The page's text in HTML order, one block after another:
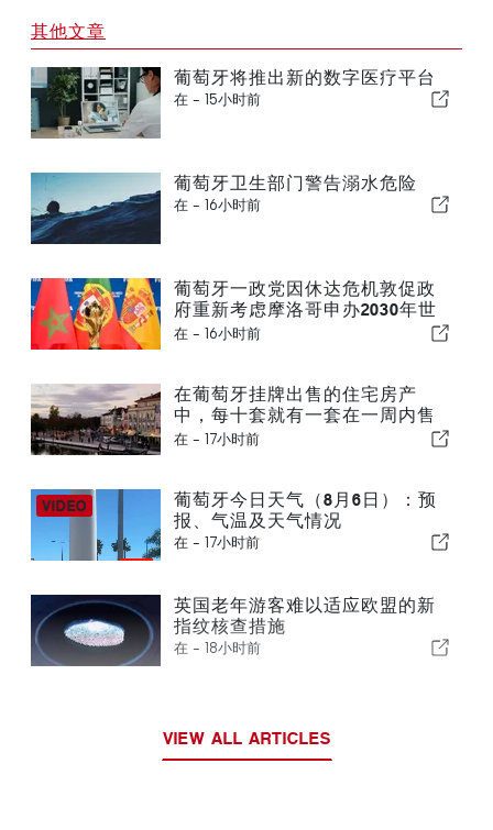
其他文章
葡萄牙将推出新的数字医疗平台
在 - 15小时前
葡萄牙卫生部门警告溺水危险
在 - 16小时前
葡萄牙一政党因休达危机敦促政
府重新考虑摩洛哥申办2030年世
界杯一事
在 - 16小时前
在葡萄牙挂牌出售的住宅房产
中，每十套就有一套在一周内售
出
在 - 17小时前
葡萄牙今日天气（8月6日）：预
报、气温及天气情况
在 - 17小时前
英国老年游客难以适应欧盟的新
指纹核查措施
在 - 18小时前
VIEW ALL ARTICLES